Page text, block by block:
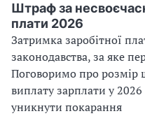
Штраф за
плати 2026
Затримка заробітної
законодавства, за яке
Поговоримо про розмір
виплату зарплати у 2026
уникнути покарання